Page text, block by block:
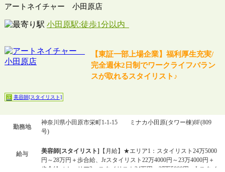
アートネイチャー 小田原店
小田原駅:徒歩1分以内
【東証一部上場企業】福利厚生充実/
完全週休2日制でワークライフバラン
スが取れるスタイリスト♪
正 美容師[スタイリスト]
勤務地
神奈川県小田原市栄町1-1-15 ミナカ小田原(タワー棟)8F(809
号)
給与 美容師[スタイリスト] 【月給】★エリア1：スタイリスト24万5000
円～28万円＋歩合給、Jrスタイリスト22万4000円～23万4000円＋
歩合給／★エリア2：スタイリスト24万円～27万5000円、Jrスタイ